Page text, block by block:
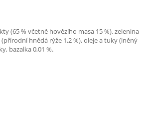
(65 % včetně hovězího masa 15 %), zelenina
hnědá rýže 1,2 %), oleje a tuky (lněný
bazalka 0,01 %.